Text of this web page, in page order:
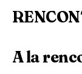
A la